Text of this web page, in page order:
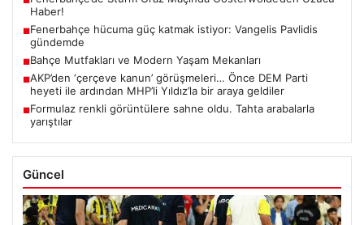
Haber!
■Fenerbahçe hücuma güç katmak istiyor: Vangelis Pavlidis
gündemde
■Bahçe Mutfakları ve Modern Yaşam Mekanları
■AKP’den ‘çerçeve kanun’ görüşmeleri… Önce DEM Parti
heyeti ile ardından MHP’li Yıldız’la bir araya geldiler
■Formulaz renkli görüntülere sahne oldu. Tahta arabalarla
yarıştılar
Güncel